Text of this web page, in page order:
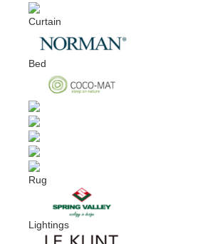
Curtain
Bed
Rug
Lightings